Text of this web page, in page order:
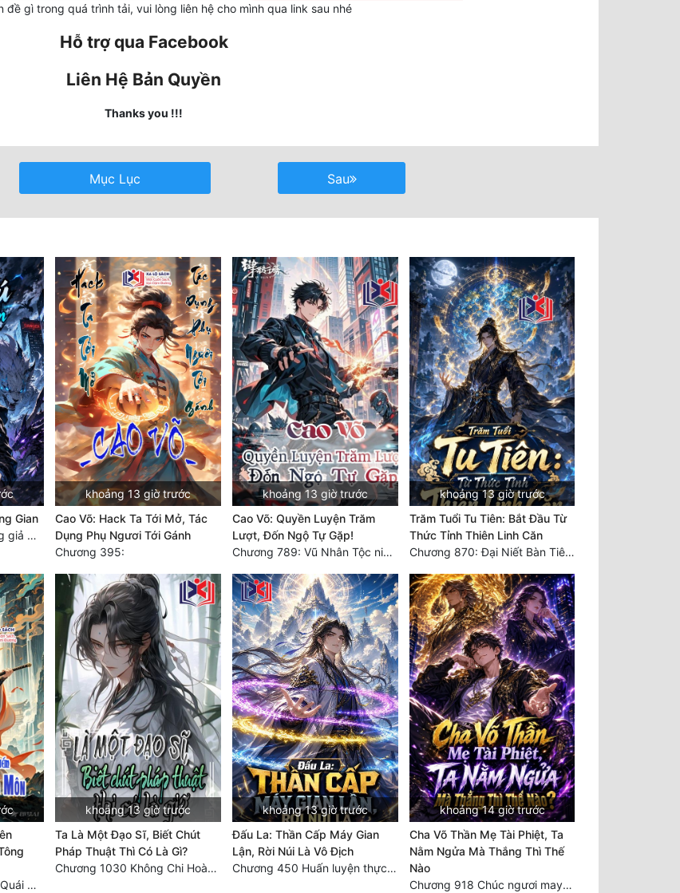
đề gì trong quá trình tải, vui lòng liên hệ cho mình qua link sau nhé
Hỗ trợ qua Facebook
Liên Hệ Bản Quyền
Thanks you !!!
Mục Lục Sau
Gian
Chương 840 Các cường giả Hằng Tinh cấp khác đâu?
khoảng 13 giờ trước
Cao Võ: Hack Ta Tới Mở, Tác
Dụng Phụ Ngươi Tới Gánh
Chương 395:
khoảng 13 giờ trước
Cao Võ: Quyền Luyện Trăm
Lượt, Đốn Ngộ Tự Gặp!
Chương 789: Vũ Nhân Tộc niềm vui ngoài ý muốn (2)
khoảng 13 giờ trước
Trăm Tuổi Tu Tiên: Bắt Đầu Từ
Thức Tỉnh Thiên Linh Căn
Chương 870: Đại Niết Bàn Tiên Thuật!
Chương 500: Đánh bại Quái Ngư, tiến nhập Hồng Thụ lâm
khoảng 13 giờ trước
Ta Là Một Đạo Sĩ, Biết Chút
Pháp Thuật Thì Có Là Gì?
Chương 1030 Không Chi Hoàng Nguyên Đại Hư
khoảng 13 giờ trước
Đấu La: Thần Cấp Máy Gian
Lận, Rời Núi Là Vô Địch
Chương 450 Huấn luyện thực chiến, Long Linh Cơ đối chiến bốn người Cổ Nguyệt và Vũ Lân!
khoảng 14 giờ trước
Cha Võ Thần Mẹ Tài Phiệt, Ta
Nằm Ngửa Mà Thắng Thì Thế
Nào
Chương 918 Chúc ngươi may mắn! Ca môn cũng là sắt thép thẳng nam!